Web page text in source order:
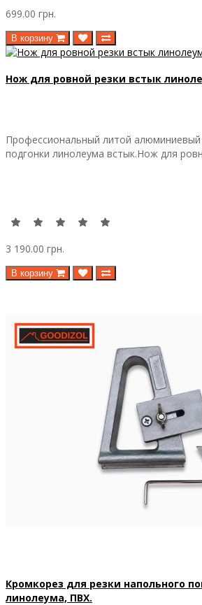
699.00 грн.
В корзину
Нож для ровной резки встык
Профессиональный литой алюминиевый
подгонки линолеума встык.Нож для
3 190.00 грн.
В корзину
Кромкорез для резки напольного
линолеума, ПВХ.